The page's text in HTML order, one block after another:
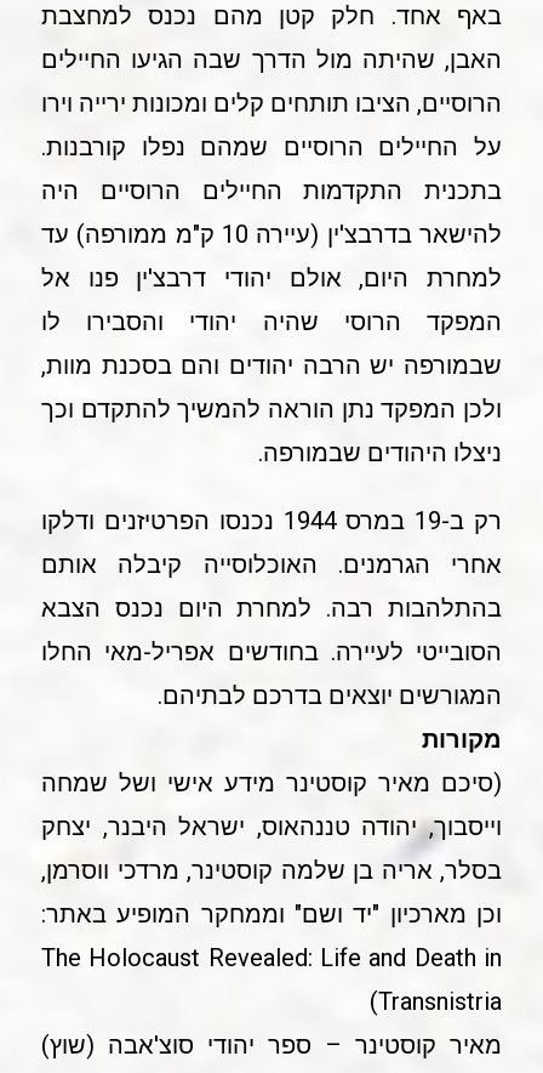
באף אחד. חלק קטן מהם נכנס למחצבת
האבן, שהיתה מול הדרך שבה הגיעו החיילים
הרוסיים, הציבו תותחים קלים ומכונות ירייה וירו
על החיילים הרוסיים שמהם נפלו קורבנות.
בתכנית התקדמות החיילים הרוסיים היה
להישאר בדרבצ'ין (עיירה 10 ק"מ ממורפה) עד
למחרת היום, אולם יהודי דרבצ'ין פנו אל
המפקד הרוסי שהיה יהודי והסבירו לו
שבמורפה יש הרבה יהודים והם בסכנת מוות,
ולכן המפקד נתן הוראה להמשיך להתקדם וכך
ניצלו היהודים שבמורפה.
רק ב-19 במרס 1944 נכנסו הפרטיזנים ודלקו
אחרי הגרמנים. האוכלוסייה קיבלה אותם
בהתלהבות רבה. למחרת היום נכנס הצבא
הסובייטי לעיירה. בחודשים אפריל-מאי החלו
המגורשים יוצאים בדרכם לבתיהם.
מקורות
(סיכם מאיר קוסטינר מידע אישי ושל שמחה
וייסבוך, יהודה טננהאוס, ישראל היבנר, יצחק
בסלר, אריה בן שלמה קוסטינר, מרדכי ווסרמן,
וכן מארכיון "יד ושם" וממחקר המופיע באתר:
The Holocaust Revealed: Life and Death in
Transnistria)
מאיר קוסטינר – ספר יהודי סוצ'אבה (שוץ)